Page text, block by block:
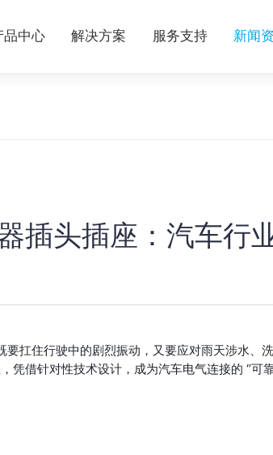
品中心 解决方案 服务支持 新闻
插头插座：汽车行
扛住行驶中的剧烈振动，又要应对雨天涉水、
凭借针对性技术设计，成为汽车电气连接的 “可